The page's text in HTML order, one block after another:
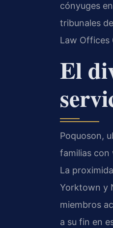
cónyuges
tribunales
Law Offices
El
Poquoson,
familias con
La
Yorktown y
miembros
a su fin en